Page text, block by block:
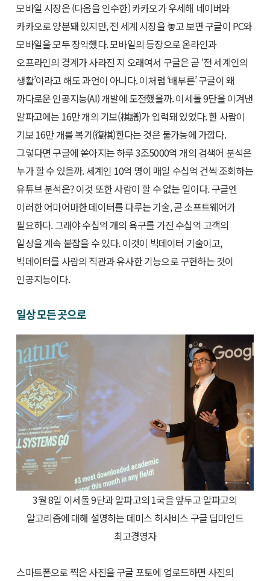
모바일 시장은 (다음을 인수한) 카카오가 우세해 네이버와
카카오로 양분돼 있지만, 전 세계 시장을 놓고 보면 구글이 PC와
모바일을 모두 장악했다. 모바일의 등장으로 온라인과
오프라인의 경계가 사라진 지 오래여서 구글은 곧 ‘전 세계인의
생활’이라고 해도 과언이 아니다. 이처럼 ‘배부른’ 구글이 왜
까다로운 인공지능(AI) 개발에 도전했을까. 이세돌 9단을 이겨낸
알파고에는 16만 개의 기보(棋譜)가 입력돼 있었다. 한 사람이
기보 16만 개를 복기(復棋)한다는 것은 불가능에 가깝다.
그렇다면 구글에 쏟아지는 하루 3조5000억 개의 검색어 분석은
누가 할 수 있을까. 세계인 10억 명이 매일 수십억 건씩 조회하는
유튜브 분석은? 이것 또한 사람이 할 수 없는 일이다. 구글엔
이러한 어마어마한 데이터를 다루는 기술, 곧 소프트웨어가
필요하다. 그래야 수십억 개의 욕구를 가진 수십억 고객의
일상을 계속 붙잡을 수 있다. 이것이 빅데이터 기술이고,
빅데이터를 사람의 직관과 유사한 기능으로 구현하는 것이
인공지능이다.
일상 모든 곳으로
3월 8일 이세돌 9단과 알파고의 1국을 앞두고 알파고의
알고리즘에 대해 설명하는 데미스 하사비스 구글 딥마인드
최고경영자
스마트폰으로 찍은 사진을 구글 포토에 업로드하면 사진의